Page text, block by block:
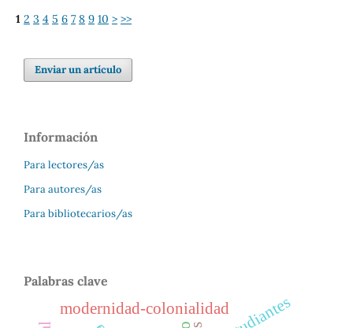
1 2 3 4 5 6 7 8 9 10 > >>
Enviar un artículo
Información
Para lectores/as
Para autores/as
Para bibliotecarios/as
Palabras clave
modernidad-colonialidad